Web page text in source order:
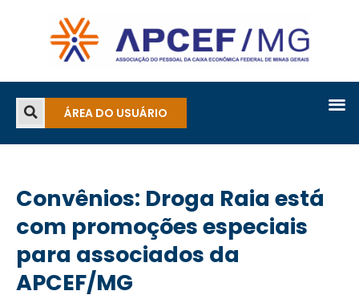
ÁREA DO USUÁRIO
Convênios: Droga Raia está
com promoções especiais
para associados da
APCEF/MG